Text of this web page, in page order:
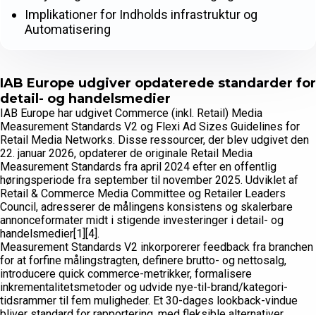
IAB Europe udgiver opdaterede standarder for
detail- og handelsmedier
IAB Europe har udgivet Commerce (inkl. Retail) Media
Measurement Standards V2 og Flexi Ad Sizes Guidelines for
Retail Media Networks. Disse ressourcer, der blev udgivet den
22. januar 2026, opdaterer de originale Retail Media
Measurement Standards fra april 2024 efter en offentlig
høringsperiode fra september til november 2025. Udviklet af
Retail & Commerce Media Committee og Retailer Leaders
Council, adresserer de målingens konsistens og skalerbare
annonceformater midt i stigende investeringer i detail- og
handelsmedier[1][4].
Measurement Standards V2 inkorporerer feedback fra branchen
for at forfine målingstragten, definere brutto- og nettosalg,
introducere quick commerce-metrikker, formalisere
inkrementalitetsmetoder og udvide nye-til-brand/kategori-
tidsrammer til fem muligheder. Et 30-dages lookback-vindue
Implikationer for Indholds infrastruktur og
Automatisering